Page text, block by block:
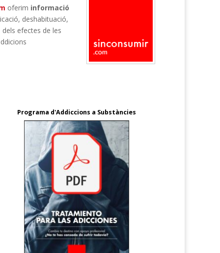
oferim informació
deshabituació,
efectes de les
Programa d'Addiccions a Substàncies